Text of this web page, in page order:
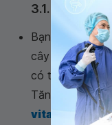
3.1. Xây
Bạn nên ăn
cây tươi,các
có tính nhuận
Tăng cường
vitamin nhóm